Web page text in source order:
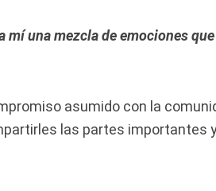
mí una mezcla de emociones
asumido con la
las partes importantes